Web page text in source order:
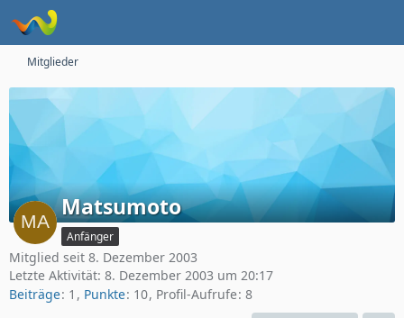
Mitglieder
Matsumoto
Anfänger
Mitglied seit 8. Dezember 2003
Letzte Aktivität: 8. Dezember 2003 um 20:17
Beiträge 1 Punkte 10 Profil-Aufrufe 8